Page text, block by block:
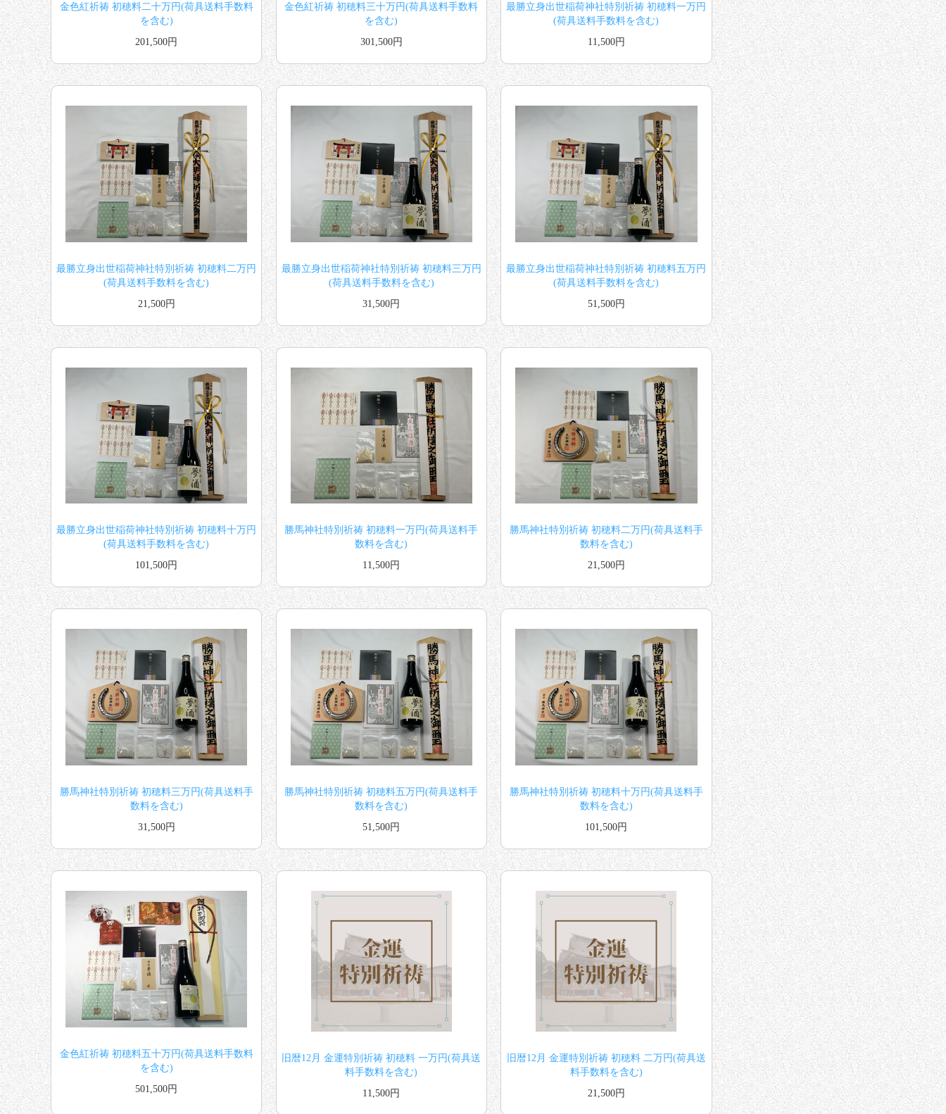
金色紅祈祷 初穂料二十万円(荷具送料手数料
を含む)
201,500円
金色紅祈祷 初穂料三十万円(荷具送料手数料
を含む)
301,500円
最勝立身出世稲荷神社特別祈祷 初穂料一万円
(荷具送料手数料を含む)
11,500円
最勝立身出世稲荷神社特別祈祷 初穂料二万円
(荷具送料手数料を含む)
21,500円
最勝立身出世稲荷神社特別祈祷 初穂料三万円
(荷具送料手数料を含む)
31,500円
最勝立身出世稲荷神社特別祈祷 初穂料五万円
(荷具送料手数料を含む)
51,500円
最勝立身出世稲荷神社特別祈祷 初穂料十万円
(荷具送料手数料を含む)
101,500円
勝馬神社特別祈祷 初穂料一万円(荷具送料手
数料を含む)
11,500円
勝馬神社特別祈祷 初穂料二万円(荷具送料手
数料を含む)
21,500円
勝馬神社特別祈祷 初穂料三万円(荷具送料手
数料を含む)
31,500円
勝馬神社特別祈祷 初穂料五万円(荷具送料手
数料を含む)
51,500円
勝馬神社特別祈祷 初穂料十万円(荷具送料手
数料を含む)
101,500円
金色紅祈祷 初穂料五十万円(荷具送料手数料
を含む)
501,500円
旧暦12月 金運特別祈祷 初穂料 一万円(荷具送
料手数料を含む)
11,500円
旧暦12月 金運特別祈祷 初穂料 二万円(荷具送
料手数料を含む)
21,500円